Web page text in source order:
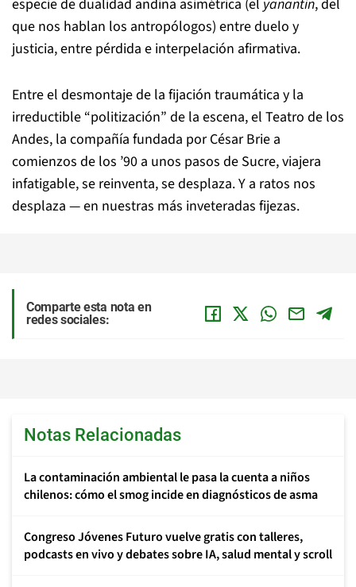
especie de dualidad andina asimétrica (el yanantin, del
que nos hablan los antropólogos) entre duelo y
justicia, entre pérdida e interpelación afirmativa.
Entre el desmontaje de la fijación traumática y la
irreductible “politización” de la escena, el Teatro de los
Andes, la compañía fundada por César Brie a
comienzos de los ’90 a unos pasos de Sucre, viajera
infatigable, se reinventa, se desplaza. Y a ratos nos
desplaza — en nuestras más inveteradas fijezas.
Comparte esta nota en
redes sociales:
Notas Relacionadas
La contaminación ambiental le pasa la cuenta a niños
chilenos: cómo el smog incide en diagnósticos de asma
Congreso Jóvenes Futuro vuelve gratis con talleres,
podcasts en vivo y debates sobre IA, salud mental y scroll